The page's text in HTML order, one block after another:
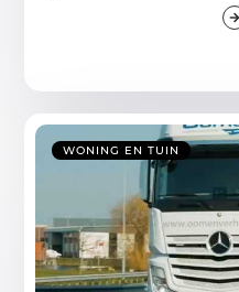
WONING EN TUIN